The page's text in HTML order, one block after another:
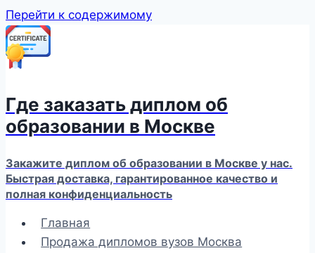
Перейти к содержимому
Где заказать диплом об
образовании в Москве
Закажите диплом об образовании в Москве у нас.
Быстрая доставка, гарантированное качество и
полная конфиденциальность
Главная
Продажа дипломов вузов Москва